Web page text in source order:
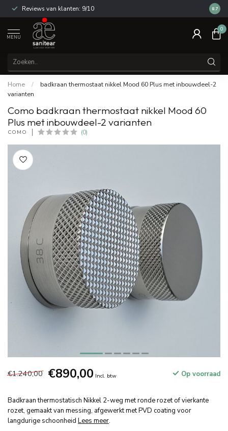
Reviews van klanten: 9/10 14
8.7
MENU
0
Home /
badkraan thermostaat nikkel Mood 60 Plus met inbouwdeel-2
varianten
Como badkraan thermostaat nikkel Mood 60
Plus met inbouwdeel-2 varianten
COMO (0)
€1.240,00 €890,00 Incl. btw Op voorraad
Badkraan thermostatisch Nikkel 2-weg met ronde rozet of vierkante
rozet, gemaakt van messing, afgewerkt met PVD coating voor
langdurige schoonheid Lees meer.